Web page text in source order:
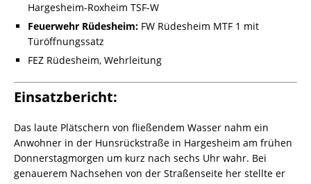
Hargesheim-Roxheim TSF-W
Feuerwehr Rüdesheim: FW Rüdesheim MTF 1 mit
Türöffnungssatz
FEZ Rüdesheim, Wehrleitung
Einsatzbericht:
Das laute Plätschern von fließendem Wasser nahm ein
Anwohner in der Hunsrückstraße in Hargesheim am frühen
Donnerstagmorgen um kurz nach sechs Uhr wahr. Bei
genauerem Nachsehen von der Straßenseite her stellte er